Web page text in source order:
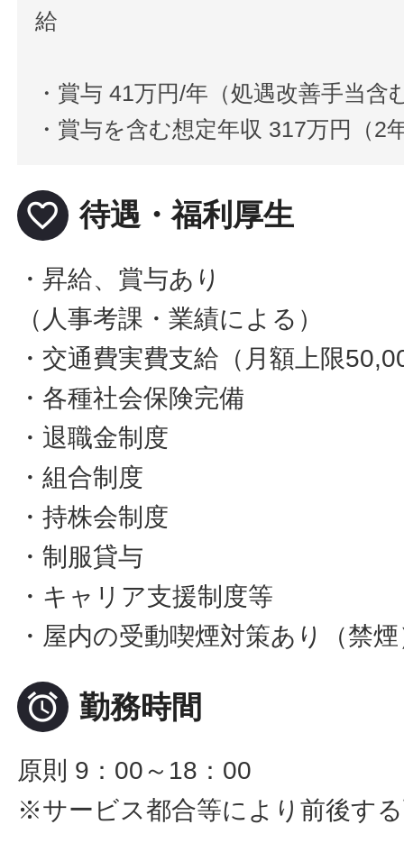
給
・賞与 41万円/年（処遇改善手当含
・賞与を含む想定年収 317万円（2
favorite_border 待遇・福利厚生
・昇給、賞与あり
（人事考課・業績による）
・交通費実費支給（月額上限
・各種社会保険完備
・退職金制度
・組合制度
・持株会制度
・制服貸与
・キャリア支援制度等
・屋内の受動喫煙対策あり（禁
 勤務時間
原則 9：00～18：00
※サービス都合等により前後す